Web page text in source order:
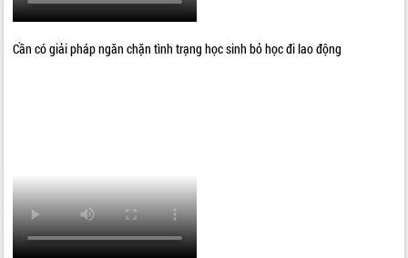
Cần có giải pháp ngăn chặn tình trạng học sinh bỏ học đi lao động